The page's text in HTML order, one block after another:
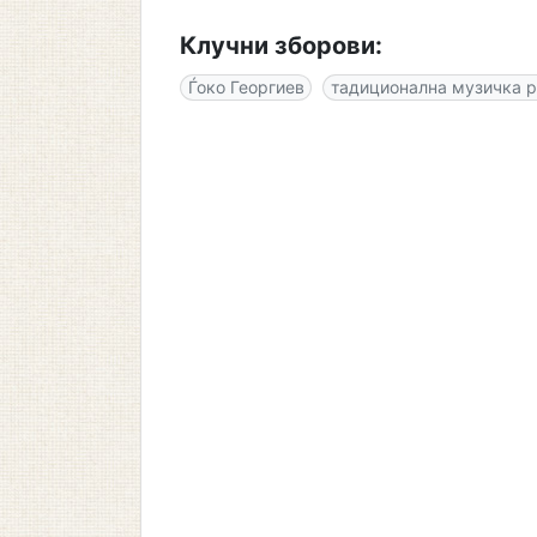
Клучни зборови:
Ѓоко Георгиев тадиционална музичка